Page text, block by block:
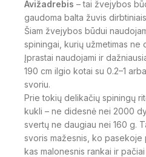
Avižadrebis – tai žvejybos
gaudoma balta žuvis
Šiam žvejybos būdui
spiningai, kurių užmetimas ne
Įprastai naudojami ir
190 cm ilgio kotai su 0.2–1
svoriu.
Prie tokių delikačių spiningų
kukli – ne didesnė nei 2000
svertų ne daugiau nei 160 g.
svoris mažesnis, ko
kas malonesnis rankai ir